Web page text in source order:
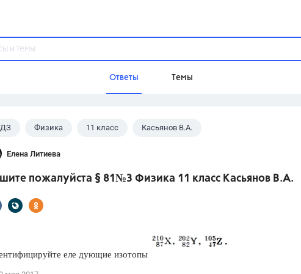
Ответы Темы
темы
Домашнее задание
Учебники
Физика 11 класс Касьянов В.А.
Елена Литиева
пожалуйста § 81№3 Физика 11 класс Касьянов В.А.
еле дующие изотопы